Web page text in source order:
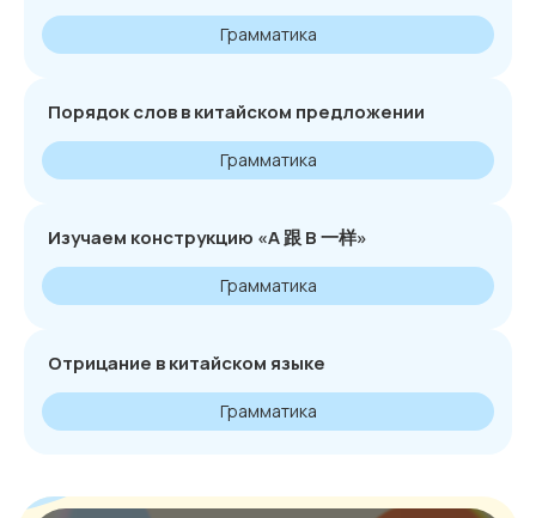
Грамматика
Порядок слов в китайском предложении
Грамматика
Изучаем конструкцию «А 跟 В 一样»
Грамматика
Отрицание в китайском языке
Грамматика